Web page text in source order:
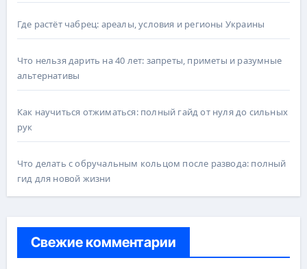
Где растёт чабрец: ареалы, условия и регионы Украины
Что нельзя дарить на 40 лет: запреты, приметы и разумные
альтернативы
Как научиться отжиматься: полный гайд от нуля до сильных
рук
Что делать с обручальным кольцом после развода: полный
гид для новой жизни
Свежие комментарии